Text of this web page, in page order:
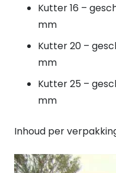
Kutter 16 –
mm
Kutter 20 –
mm
Kutter 25 –
mm
Inhoud per